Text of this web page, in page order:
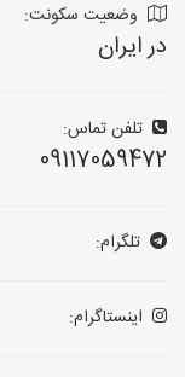
وضعیت سکونت:
در ایران
تلفن تماس:
09117059472
تلگرام:
اینستاگرام: